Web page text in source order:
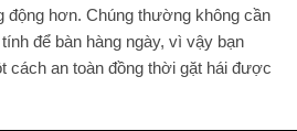
hơn. Chúng thường không cần
để bàn hàng ngày, vì vậy bạn
cách an toàn đồng thời gặt hái được